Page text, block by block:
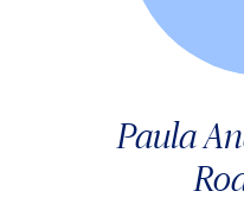
Paula